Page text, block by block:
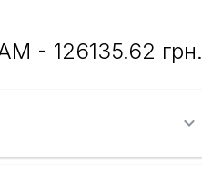
- 126135.62 грн.